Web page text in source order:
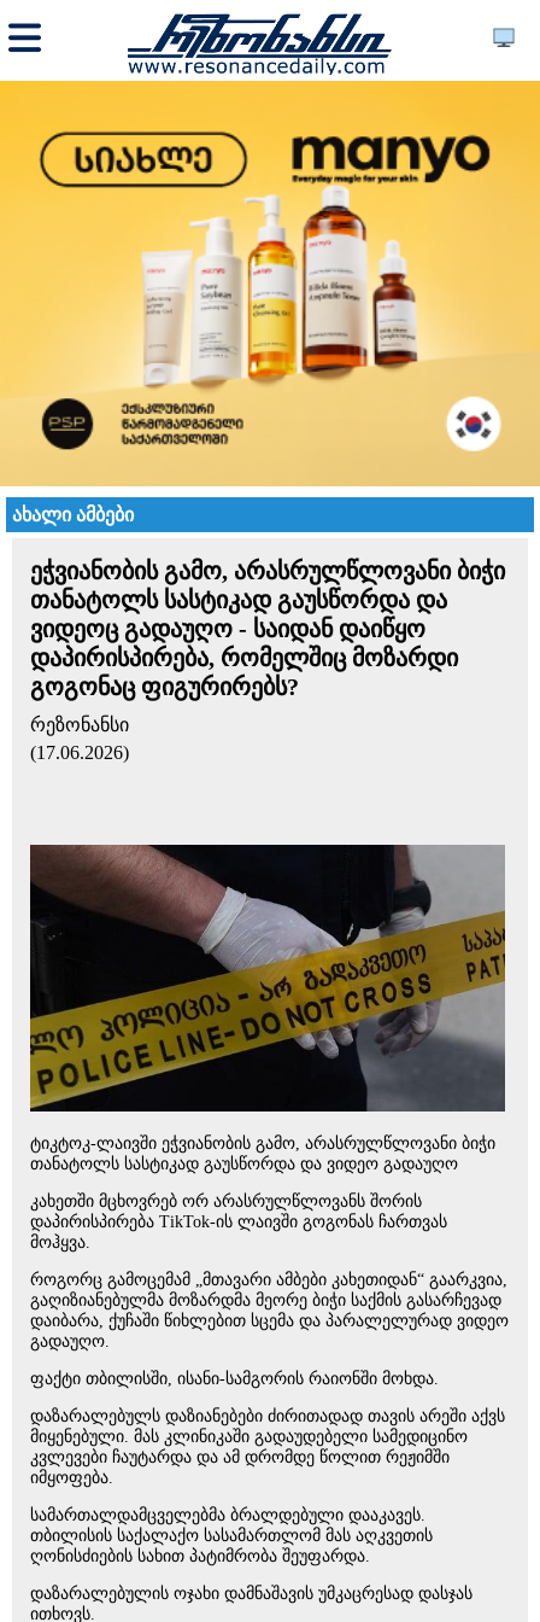
ახალი ამბები
ეჭვიანობის გამო, არასრულწლოვანი ბიჭი
თანატოლს სასტიკად გაუსწორდა და
ვიდეოც გადაუღო - საიდან დაიწყო
დაპირისპირება, რომელშიც მოზარდი
გოგონაც ფიგურირებს?
რეზონანსი
(17.06.2026)
ტიკტოკ-ლაივში ეჭვიანობის გამო, არასრულწლოვანი ბიჭი
თანატოლს სასტიკად გაუსწორდა და ვიდეო გადაუღო
კახეთში მცხოვრებ ორ არასრულწლოვანს შორის
დაპირისპირება TikTok-ის ლაივში გოგონას ჩართვას
მოჰყვა.
როგორც გამოცემამ „მთავარი ამბები კახეთიდან“ გაარკვია,
გაღიზიანებულმა მოზარდმა მეორე ბიჭი საქმის გასარჩევად
დაიბარა, ქუჩაში წიხლებით სცემა და პარალელურად ვიდეო
გადაუღო.
ფაქტი თბილისში, ისანი-სამგორის რაიონში მოხდა.
დაზარალებულს დაზიანებები ძირითადად თავის არეში აქვს
მიყენებული. მას კლინიკაში გადაუდებელი სამედიცინო
კვლევები ჩაუტარდა და ამ დრომდე წოლით რეჟიმში
იმყოფება.
სამართალდამცველებმა ბრალდებული დააკავეს.
თბილისის საქალაქო სასამართლომ მას აღკვეთის
ღონისძიების სახით პატიმრობა შეუფარდა.
დაზარალებულის ოჯახი დამნაშავის უმკაცრესად დასჯას
ითხოვს.